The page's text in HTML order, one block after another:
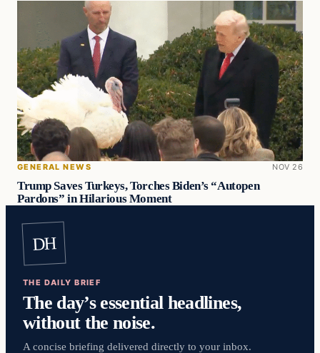
GENERAL NEWS NOV 26
Trump Saves Turkeys, Torches Biden’s “Autopen
Pardons” in Hilarious Moment
DH
THE DAILY BRIEF
The day’s essential headlines,
without the noise.
A concise briefing delivered directly to your inbox.